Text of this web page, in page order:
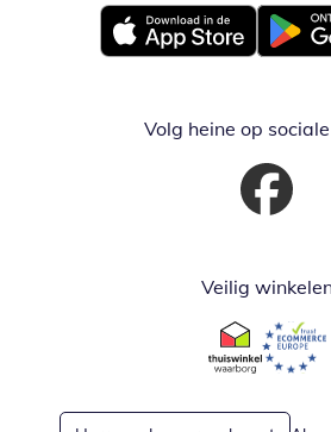
Opent in nieuw venster
Opent
Volg heine op
Opent in
Veilig
Opent inOpent